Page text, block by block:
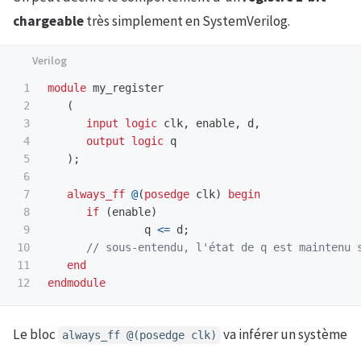
chargeabletrès simplement en SystemVerilog.
1
2
3
4
5
6
7
8
9
10
11
module my_register
(
input
logic clk, enable, d ,
output
logic q
);
always_ff @(posedge clk)
begin
if
(enable)
q <= d ;
// sous-entendu, l'état de q est
end
endmodule
Le bloc always_ff @(posedge clk)
va inférer un système